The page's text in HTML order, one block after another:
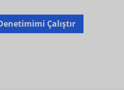
Çalıştır